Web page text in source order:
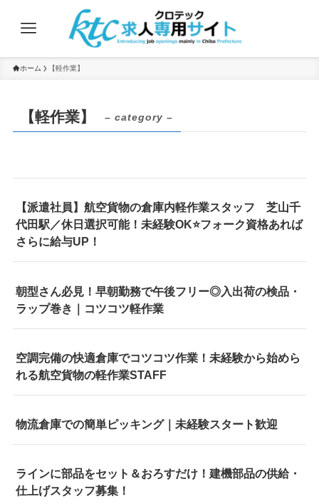
ホーム 【軽作業】
【軽作業】 – category –
【派遣社員】航空貨物の倉庫内軽作業スタッフ 芝山千
代田駅／休日選択可能！未経験OK⭐フォーク資格あれば
さらに給与UP！
朝型さん必見！早朝勤務で午後フリー◎入出荷の検品・
ラップ巻き｜コツコツ軽作業
空調完備の快適倉庫でコツコツ作業！未経験から始めら
れる航空貨物の軽作業STAFF
物流倉庫での簡単ピッキング｜未経験スタート歓迎
ラインに部品をセット＆おろすだけ！建機部品の供給・
仕上げスタッフ募集！